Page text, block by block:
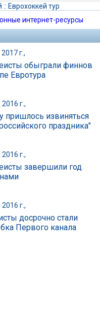
:: Еврохоккей тур
интернет-ресурсы
г.,
обыграли финнов
Евротура
г.,
пришлось извиняться
праздника"
г.,
завершили год
г.,
досрочно стали
Первого канала